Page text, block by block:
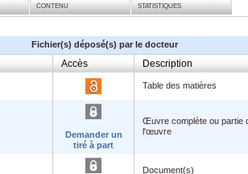
CONTENU STATISTIQUES
Fichier(s) déposé(s) par le docteur
Accès Description
Table des matières
Demander un
tiré à part
Œuvre complète ou partie
l'œuvre
Document(s)